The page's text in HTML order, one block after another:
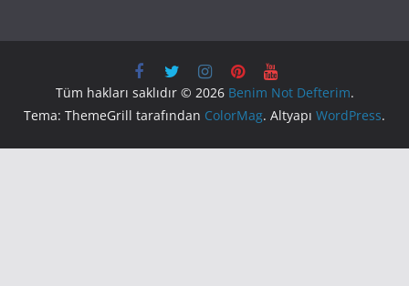
Tüm hakları saklıdır © 2026 Benim Not Defterim.
Tema: ThemeGrill tarafından ColorMag. Altyapı WordPress.